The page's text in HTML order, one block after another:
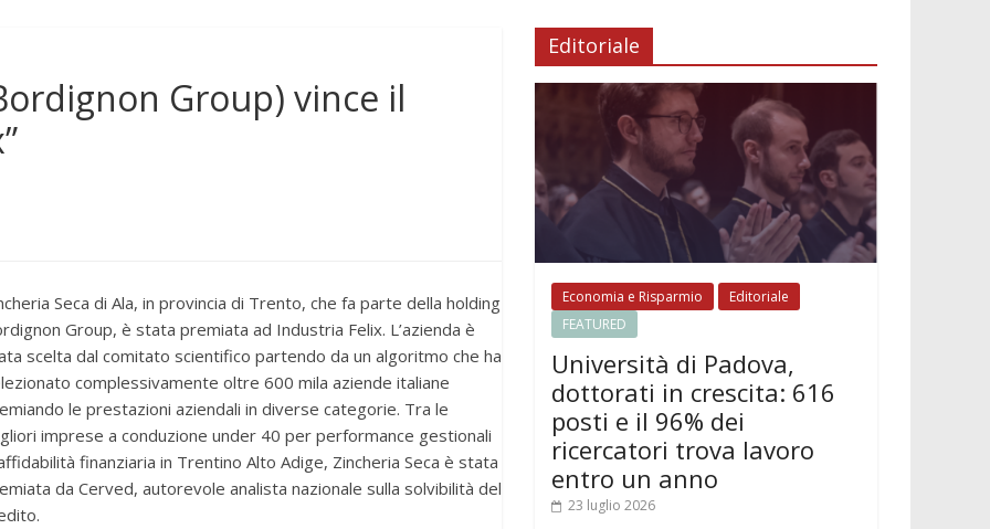
Group) vince il
Seca di Ala, in provincia di Trento, che fa parte della holding
Group, è stata premiata ad Industria Felix. L’azienda è
scelta dal comitato scientifico partendo da un algoritmo che ha
complessivamente oltre 600 mila aziende italiane
le prestazioni aziendali in diverse categorie. Tra le
imprese a conduzione under 40 per performance gestionali
finanziaria in Trentino Alto Adige, Zincheria Seca è stata
da Cerved, autorevole analista nazionale sulla solvibilità del
Editoriale
Economia e Risparmio
Editoriale
FEATURED
Università di Padova,
dottorati in crescita: 616
posti e il 96% dei
ricercatori trova lavoro
entro un anno
23 luglio 2026